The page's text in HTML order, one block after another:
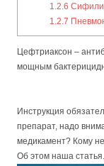
1.2.6
1.2.7
Цефтриаксон –
мощным
Инструкция
препарат, надо
медикамент? Кому
Об этом наша статья.